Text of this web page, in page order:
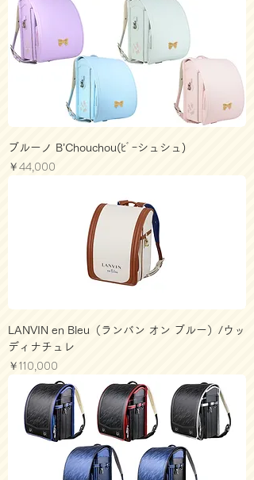
ブルーノ B’Chouchou(ﾋﾞｰシュシュ)
価格
￥44,000
LANVIN en Bleu（ランバン オン ブルー）/ウッ
ディナチュレ
価格
￥110,000